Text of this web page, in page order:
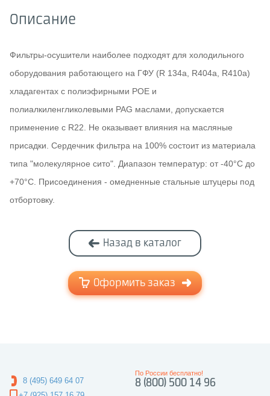
Описание
Фильтры-осушители наиболее подходят для холодильного
оборудования работающего на ГФУ (R 134a, R404a, R410a)
хладагентах с полиэфирными POE и
полиалкиленгликолевыми PAG маслами, допускается
применение с R22. Не оказывает влияния на масляные
присадки. Сердечник фильтра на 100% состоит из материала
типа "молекулярное сито". Диапазон температур: от -40°C до
+70°C. Присоединения - омедненные стальные штуцеры под
отбортовку.
Назад в каталог
Оформить заказ
8 (495) 649 64 07
8 (800) 500 14 96
По России бесплатно!